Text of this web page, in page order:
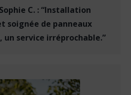
C. : “Installation
soignée de panneaux
un service irréprochable.”